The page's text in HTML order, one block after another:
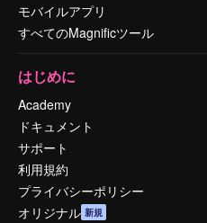
モバイルアプリ
すべてのMagnificツール
はじめに
Academy
ドキュメント
サポート
利用規約
プライバシーポリシー
オリジナル 新規